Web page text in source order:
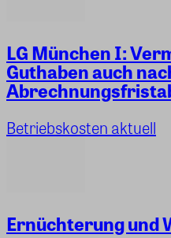
LG München I:
Guthaben auch
Betriebskosten aktuell
Ernüchterung und